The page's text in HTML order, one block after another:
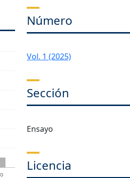
Número
Vol. 1 (2025)
Sección
Ensayo
Licencia